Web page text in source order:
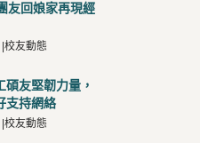
友回娘家再現經
校友動態
碩友堅韌力量，
支持網絡
校友動態